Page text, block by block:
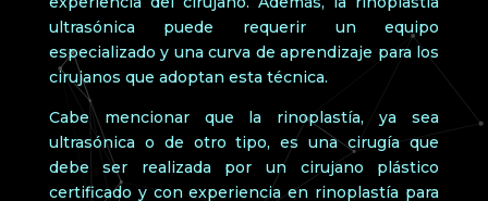
ultrasónica puede requerir un equipo
especializado y una curva de aprendizaje para los
cirujanos que adoptan esta técnica.
Cabe mencionar que la rinoplastía, ya sea
ultrasónica o de otro tipo, es una cirugía que
debe ser realizada por un cirujano plástico
certificado y con experiencia en rinoplastía para